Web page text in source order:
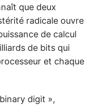
que deux
radicale ouvre
de calcul
de bits qui
et chaque
digit »,